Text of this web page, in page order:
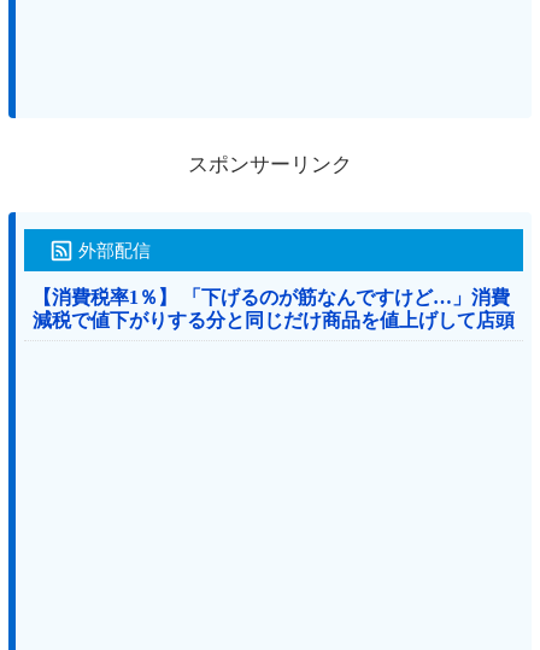
スポンサーリンク
外部配信
【消費税率1％】 「下げるのが筋なんですけど…」消費
減税で値下がりする分と同じだけ商品を値上げして店頭
価格を変えない店も